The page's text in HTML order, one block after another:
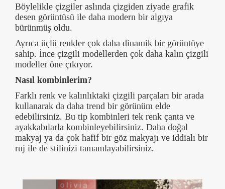
Böylelikle çizgiler aslında çizgiden ziyade grafik
desen görüntüsü ile daha modern bir algıya
bürünmüş oldu.
Ayrıca üçlü renkler çok daha dinamik bir görüntüye
sahip. İnce çizgili modellerden çok daha kalın çizgili
modeller öne çıkıyor.
Nasıl kombinlerim?
Farklı renk ve kalınlıktaki çizgili parçaları bir arada
kullanarak da daha trend bir görünüm elde
edebilirsiniz. Bu tip kombinleri tek renk çanta ve
ayakkabılarla kombinleyebilirsiniz. Daha doğal
makyaj ya da çok hafif bir göz makyajı ve iddialı bir
ruj ile de stilinizi tamamlayabilirsiniz.